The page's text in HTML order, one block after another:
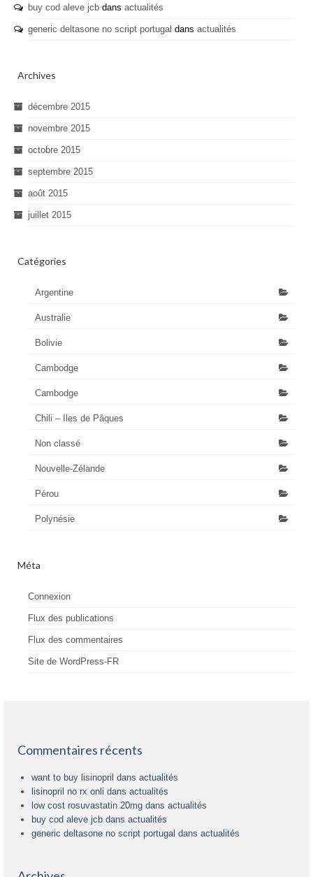
buy cod aleve jcb dans actualités
generic deltasone no script portugal dans actualités
Archives
décembre 2015
novembre 2015
octobre 2015
septembre 2015
août 2015
juillet 2015
Catégories
Argentine
Australie
Bolivie
Cambodge
Cambodge
Chili – Iles de Pâques
Non classé
Nouvelle-Zélande
Pérou
Polynésie
Méta
Connexion
Flux des publications
Flux des commentaires
Site de WordPress-FR
Commentaires récents
want to buy lisinopril dans actualités
lisinopril no rx onli dans actualités
low cost rosuvastatin 20mg dans actualités
buy cod aleve jcb dans actualités
generic deltasone no script portugal dans actualités